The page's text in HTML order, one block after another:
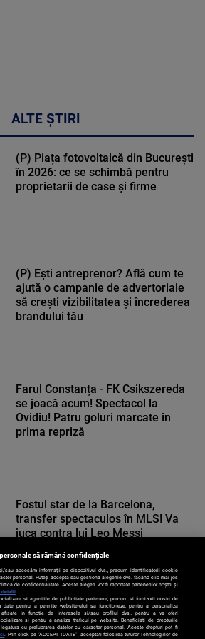
ALTE ȘTIRI
(P) Piața fotovoltaică din București
în 2026: ce se schimbă pentru
proprietarii de case și firme
(P) Ești antreprenor? Află cum te
ajută o campanie de advertoriale
să crești vizibilitatea și încrederea
brandului tău
Farul Constanța - FK Csikszereda
se joacă acum! Spectacol la
Ovidiu! Patru goluri marcate în
prima repriză
Fostul star de la Barcelona,
transfer spectaculos în MLS! Va
juca contra lui Leo Messi
să rămână confidențiale
sau accesăm informații pe dispozitivul dvs., precum identificatorii cookie
personal. Puteți accepta sau gestiona alegerile dvs. făcând clic mai jos
de confidențialitate. Aceste alegeri vor fi raportate partenerilor noștri și
detalii
si agentiile de publicitate partenere, precum si furnizorii nostri de
pentru a permite website-ului sa functioneze, pentru a personaliza
afisate in functie de interesele si/sau profilul dvs., pentru a va oferi
si pentru a analiza traficul pe website. Beneficiati de drepturile
cu prelucrarea datelor cu caracter personal. Aceste drepturi pot fi
. Prin click pe “ACCEPT TOATE”, acceptati folosirea tuturor Tehnologiilor de